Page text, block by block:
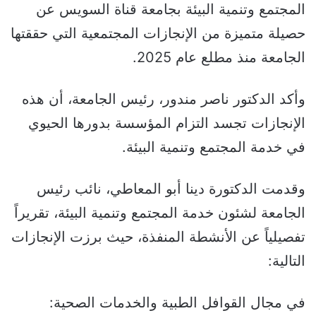
المجتمع وتنمية البيئة بجامعة قناة السويس عن
حصيلة متميزة من الإنجازات المجتمعية التي حققتها
الجامعة منذ مطلع عام 2025.
وأكد الدكتور ناصر مندور، رئيس الجامعة، أن هذه
الإنجازات تجسد التزام المؤسسة بدورها الحيوي
في خدمة المجتمع وتنمية البيئة.
وقدمت الدكتورة دينا أبو المعاطي، نائب رئيس
الجامعة لشئون خدمة المجتمع وتنمية البيئة، تقريراً
تفصيلياً عن الأنشطة المنفذة، حيث برزت الإنجازات
التالية:
في مجال القوافل الطبية والخدمات الصحية: